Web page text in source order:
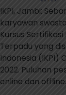
IKPI, Jambi:
karyawan
Kursus
Terpadu yang
Indonesia (IKPI)
2022. Puluhan
online dan offline.